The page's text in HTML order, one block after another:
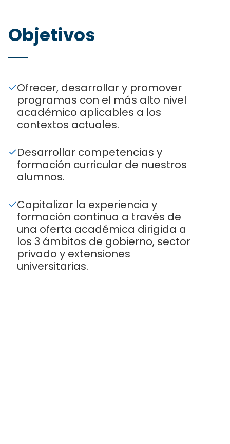
Objetivos
Ofrecer, desarrollar y promover
programas con el más alto nivel
académico aplicables a los
contextos actuales.
Desarrollar competencias y
formación curricular de nuestros
alumnos.
Capitalizar la experiencia y
formación continua a través de
una oferta académica dirigida a
los 3 ámbitos de gobierno, sector
privado y extensiones
universitarias.